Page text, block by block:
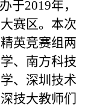
于2019年，
赛区。本次
英竞赛组两
、南方科技
、深圳技术
技大教师们